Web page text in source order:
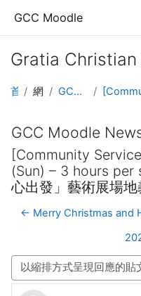
GCC Moodle
Gratia
首頁 網站頁面 GCC Moodle News
GCC Moodle
[Community
(Sun) – 3 hours per
心出發」藝術展場
← Merry Christmas and
顯示模式